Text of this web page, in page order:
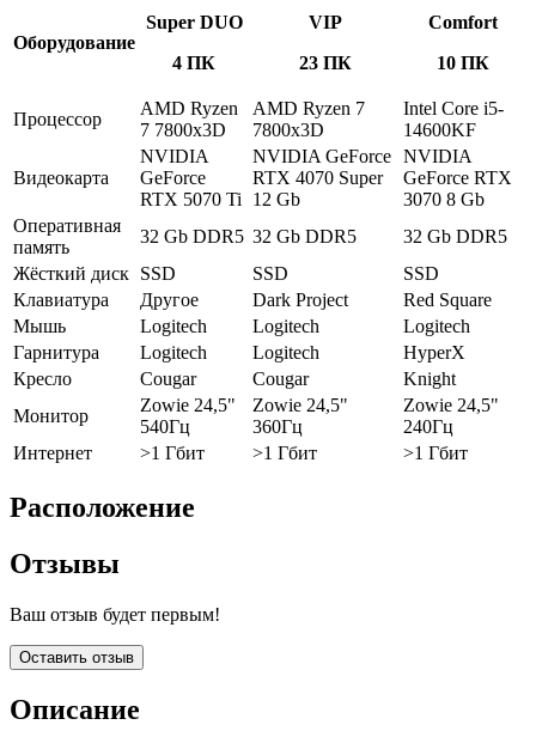
Оборудование
Super DUO
4 ПК
VIP
23 ПК
Comfort
10 ПК
Процессор
AMD Ryzen
7 7800x3D
AMD Ryzen 7
7800x3D
Intel Core i5-
14600KF
Видеокарта
NVIDIA
GeForce
RTX 5070 Ti
NVIDIA GeForce
RTX 4070 Super
12 Gb
NVIDIA
GeForce RTX
3070 8 Gb
Оперативная
память
32 Gb DDR5 32 Gb DDR5
32 Gb DDR5
Жёсткий диск SSD SSD
SSD
Клавиатура
Другое Dark Project
Red Square
Мышь
Logitech Logitech
Logitech
Гарнитура
Logitech Logitech
HyperX
Кресло
Cougar Cougar
Knight
Монитор
Zowie 24,5"
540Гц
Zowie 24,5"
360Гц
Zowie 24,5"
240Гц
Интернет
>1 Гбит >1 Гбит >1 Гбит
Расположение
Отзывы
Ваш отзыв будет первым!
Оставить отзыв
Описание